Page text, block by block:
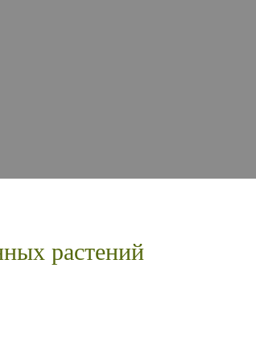
растений